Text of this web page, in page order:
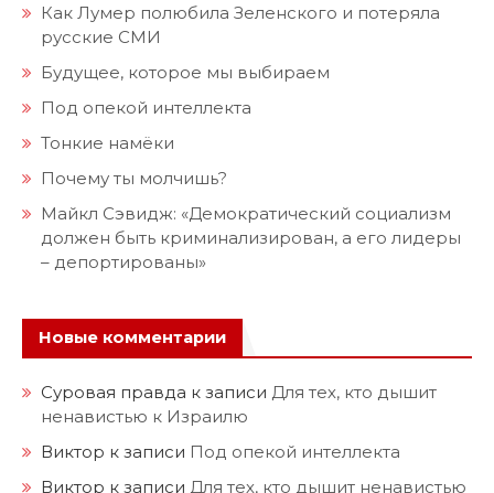
Как Лумер полюбила Зеленского и потеряла
русские СМИ
Будущее, которое мы выбираем
Под опекой интеллекта
Тонкие намёки
Почему ты молчишь?
Майкл Сэвидж: «Демократический социализм
должен быть криминализирован, а его лидеры
– депортированы»
Новые комментарии
Суровая правда к записи Для тех, кто дышит
ненавистью к Израилю
Виктор к записи Под опекой интеллекта
Виктор к записи Для тех, кто дышит ненавистью